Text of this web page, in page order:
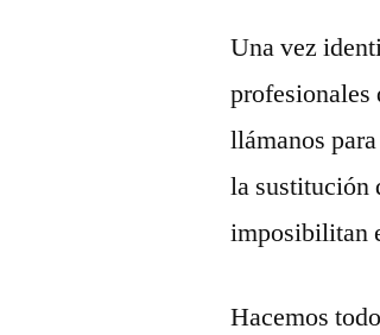
Una vez
profesionales
llámanos
la sustitución
imposibilitan
Hacemos